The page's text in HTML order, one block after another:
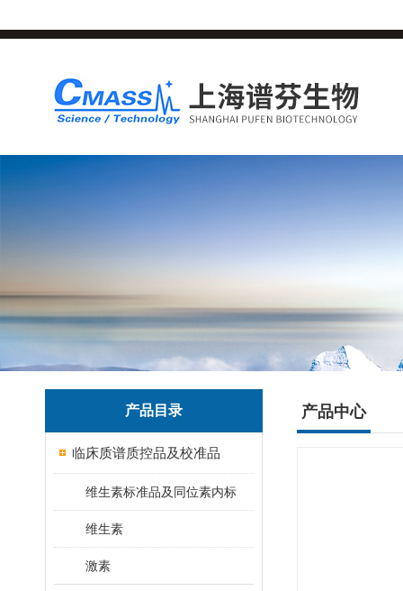
产品目录
临床质谱质控品及校准品
维生素标准品及同位素内标
维生素
激素
产品中心